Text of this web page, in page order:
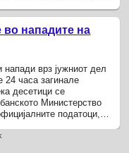
во нападите на
врз јужниот дел
24 часа загинале
десетици се
Министерство
податоци,